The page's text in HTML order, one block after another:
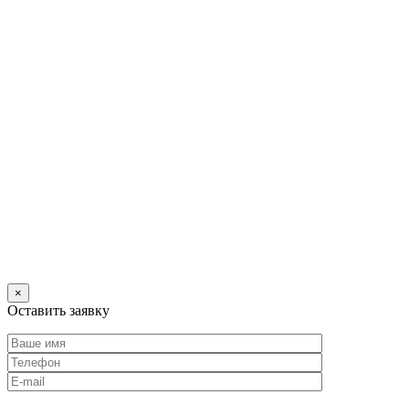
×
Оставить заявку